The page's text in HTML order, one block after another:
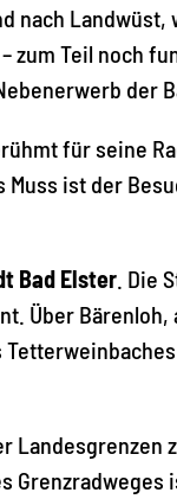
nach Landwüst,
Teil noch
der
für seine
ist der
Bad Elster . Die
Über
Landesgrenzen
Grenzradweges